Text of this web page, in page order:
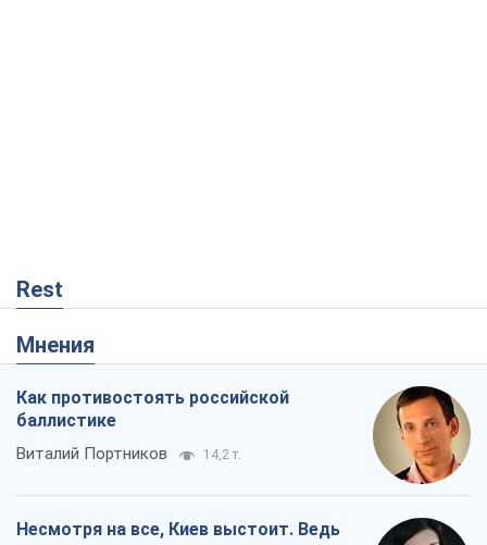
Rest
Мнения
Как противостоять российской
баллистике
Виталий Портников 14,2 т.
Несмотря на все, Киев выстоит. Ведь